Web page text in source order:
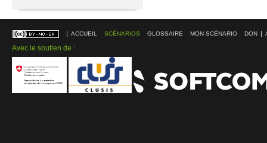
ACCUEIL SCÉNARIOS GLOSSAIRE MON SCÉNARIO DON
Avec le soutien de :